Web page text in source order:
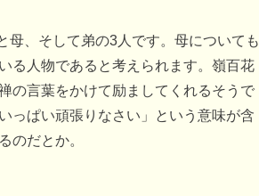
母、そして弟の3人です。母についても
る人物であると考えられます。嶺百花
の言葉をかけて励ましてくれるそうで
っぱい頑張りなさい」という意味が含
のだとか。